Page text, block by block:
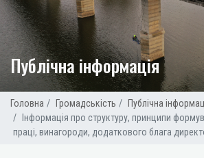
Головна Громадськість
Публічна
Інформація про структуру, принципи
праці, винагороди, додаткового блага
Публічна інформація